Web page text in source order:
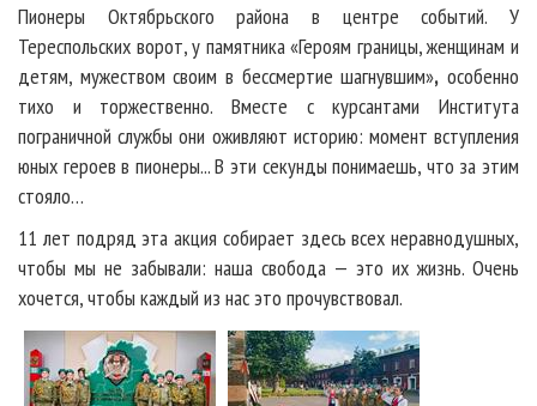
Пионеры Октябрьского района в центре событий. У
Тереспольских ворот, у памятника «Героям границы, женщинам и
детям, мужеством своим в бессмертие шагнувшим», особенно
тихо и торжественно. Вместе с курсантами Института
пограничной службы они оживляют историю: момент вступления
юных героев в пионеры... В эти секунды понимаешь, что за этим
стояло…
11 лет подряд эта акция собирает здесь всех неравнодушных,
чтобы мы не забывали: наша свобода — это их жизнь. Очень
хочется, чтобы каждый из нас это прочувствовал.